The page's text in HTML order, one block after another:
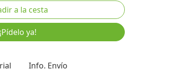
¡Pídelo ya!
Info. Envío